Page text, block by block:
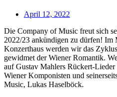
April 12, 2022
Die Company of Music freut sich
2022/23 ankündigen zu dürfen! Im
Konzerthaus werden wir das
gewidmet der Wiener Romantik.
auf Gustav Mahlers Rückert-
Wiener Komponisten und
Music, Lukas Haselböck.